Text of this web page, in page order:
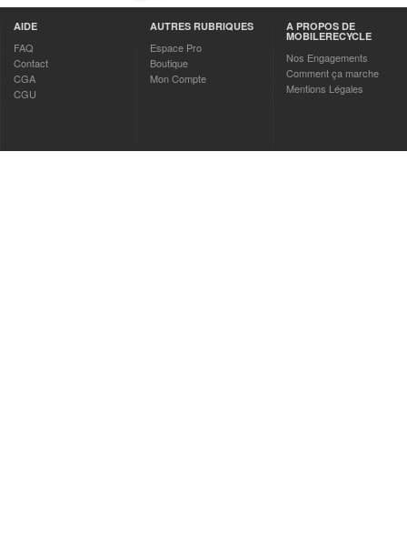
AIDE
FAQ
Contact
CGA
CGU
AUTRES RUBRIQUES
Espace Pro
Boutique
Mon Compte
A PROPOS DE
MOBILERECYCLE
Nos Engagements
Comment ça marche
Mentions Légales